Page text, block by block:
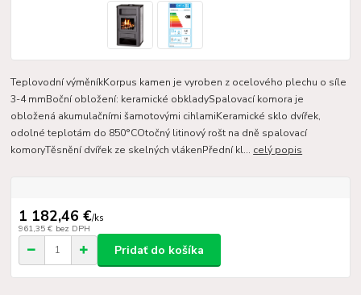
Teplovodní výměníkKorpus kamen je vyroben z ocelového plechu o síle
3-4 mmBoční obložení: keramické obkladySpalovací komora je
obložená akumulačními šamotovými cihlamiKeramické sklo dvířek,
odolné teplotám do 850°COtočný litinový rošt na dně spalovací
komoryTěsnění dvířek ze skelných vlákenPřední kl... celý popis
1 182,46 €/ks
961,35 € bez DPH
Pridať do košíka